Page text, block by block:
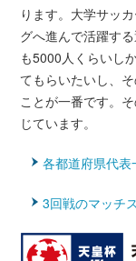
ります。大学サッ
グへ進んで活躍す
も5000人くらいし
てもらいたいし、
ことが一番です。
じています。
各都道府県代表
3回戦のマッチ